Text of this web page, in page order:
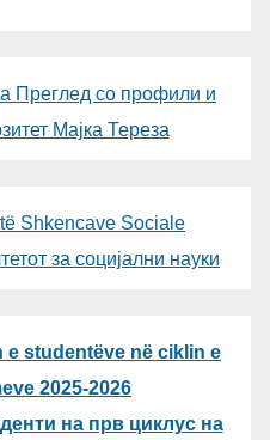
Преглед со профили и
Мајка Тереза
Shkencave Sociale
за социјални науки
studentëve në ciklin e
2025-2026
на прв циклус на